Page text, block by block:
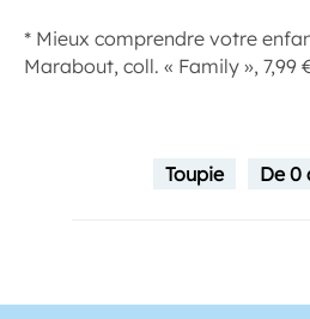
* Mieux comprendre votre
Marabout, coll. « Family », 7,99
Toupie De 0